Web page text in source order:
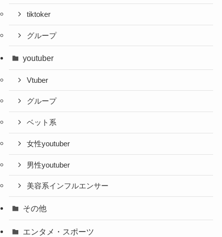
tiktoker
グループ
youtuber
Vtuber
グループ
ベット系
女性youtuber
男性youtuber
美容系インフルエンサー
その他
エンタメ・スポーツ